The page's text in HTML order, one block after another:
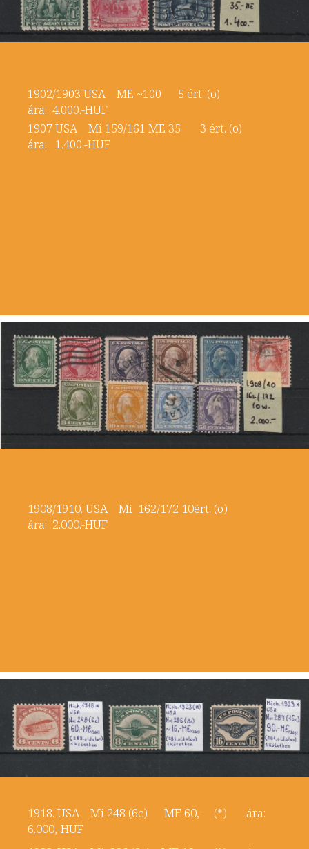
1902/1903 USA ME ~100 5 ért. (o)
ára: 4.000.-HUF
1907 USA Mi 159/161 ME 35 3 ért. (o)
ára: 1.400.-HUF
1908/1910. USA Mi 162/172 10ért. (o)
ára: 2.000.-HUF
1918. USA Mi 248 (6c) ME 60,- (*) ára:
6.000,-HUF